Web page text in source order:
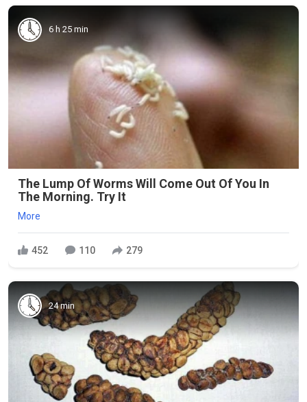
6 h 25 min
The Lump Of Worms Will Come Out Of You In
The Morning. Try It
More
452 110 279
24 min